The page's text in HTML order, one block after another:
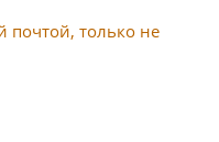
почтой, только не